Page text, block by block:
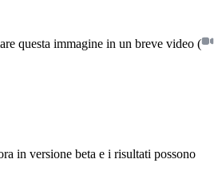
questa immagine in un breve video (
in versione beta e i risultati possono